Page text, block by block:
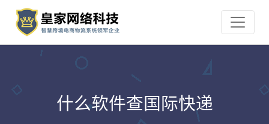
什么软件查国际快递